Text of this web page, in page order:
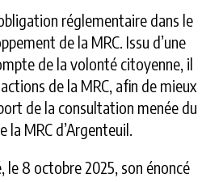
réglementaire dans le
de la MRC. Issu d’une
de la volonté citoyenne, il
de la MRC, afin de mieux
de la consultation menée du
la MRC d’Argenteuil.
le 8 octobre 2025, son énoncé